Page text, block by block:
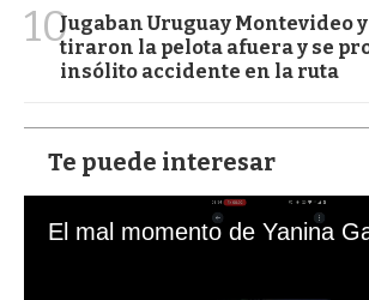
10Jugaban Uruguay Montevideo
tiraron la pelota afuera y se
insólito accidente en la ruta
Te puede interesar